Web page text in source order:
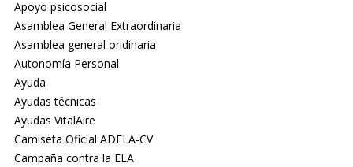
Apoyo psicosocial
Asamblea General Extraordinaria
Asamblea general oridinaria
Autonomía Personal
Ayuda
Ayudas técnicas
Ayudas VitalAire
Camiseta Oficial ADELA-CV
Campaña contra la ELA